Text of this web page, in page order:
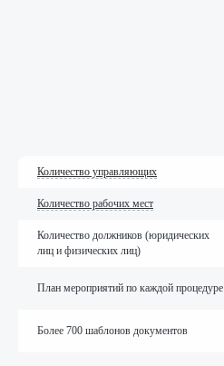
Количество управляющих
Количество рабочих мест
Количество должников (юридических
лиц и физических лиц)
План мероприятий по каждой процедуре
Более 700 шаблонов документов